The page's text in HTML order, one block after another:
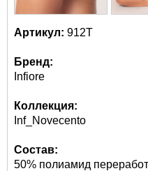
Артикул: 912Т
Бренд:
Infiore
Коллекция:
Inf_Novecento
Состав:
50% полиамид